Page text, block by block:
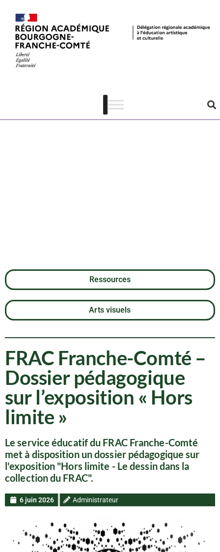
FRAC Franche-
Comté –
Dossier
Ressources
Arts visuels
FRAC Franche-Comté –
Dossier pédagogique
sur l’exposition « Hors
limite »
Le service éducatif du FRAC Franche-Comté
met à disposition un dossier pédagogique sur
l'exposition "Hors limite - Le dessin dans la
collection du FRAC".
6 juin 2026 Administrateur